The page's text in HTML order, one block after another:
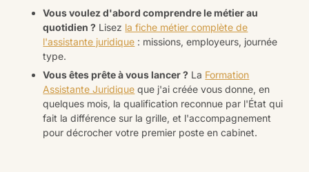
Vous voulez d'abord comprendre le métier au
quotidien ? Lisez la fiche métier complète de
l'assistante juridique : missions, employeurs, journée
type.
Vous êtes prête à vous lancer ? La Formation
Assistante Juridique que j'ai créée vous donne, en
quelques mois, la qualification reconnue par l'État qui
fait la différence sur la grille, et l'accompagnement
pour décrocher votre premier poste en cabinet.